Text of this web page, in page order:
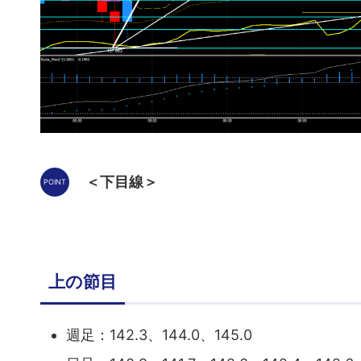
＜下目線＞
上の節目
週足：142.3、144.0、145.0